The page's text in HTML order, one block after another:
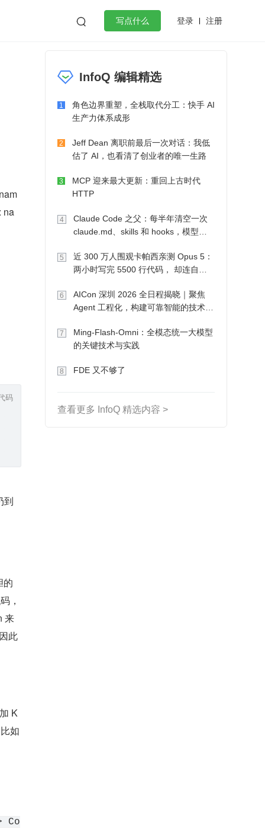
 写点什么 登录 注册
作
微服务架构 flutter
na
码
的
，
来
此
K
比如
Co
InfoQ 编辑精选
1
角色边界重塑，全栈取代分工：快手 AI
生产力体系成形
2
Jeff Dean 离职前最后一次对话：我低
估了 AI，也看清了创业者的唯一生路
3
MCP 迎来最大更新：重回上古时代
HTTP
4
Claude Code 之父：每半年清空一次
claude.md、skills 和 hooks，模型自
5
近 300 万人围观卡帕西亲测 Opus 5：
两小时写完 5500 行代码， 却连自己
6
AICon 深圳 2026 全日程揭晓｜聚焦
Agent 工程化，构建可靠智能的技术路
7
Ming-Flash-Omni：全模态统一大模型
的关键技术与实践
8 FDE 又不够了
查看更多 InfoQ 精选内容 >